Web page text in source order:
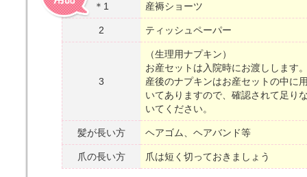
＊1 産褥ショーツ
2 ティッシュペーパー
3
（生理用ナプキン）
お産セットは入院時にお渡しします
産後のナプキンはお産セットの中に
いてありますので、確認されて足り
いてください。
髪が長い方 ヘアゴム、ヘアバンド等
爪の長い方 爪は短く切っておきましょう